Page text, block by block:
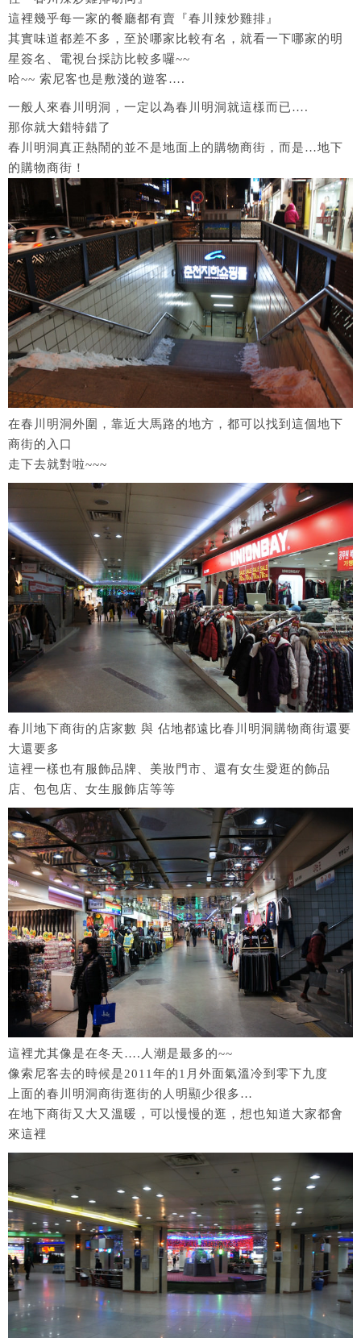
這裡幾乎每一家的餐廳都有賣『春川辣炒雞排』
其實味道都差不多，至於哪家比較有名，就看一下哪家的明
星簽名、電視台採訪比較多囉~~
哈~~ 索尼客也是敷淺的遊客….
一般人來春川明洞，一定以為春川明洞就這樣而已….
那你就大錯特錯了
春川明洞真正熱鬧的並不是地面上的購物商街，而是…地下
的購物商街！
在春川明洞外圍，靠近大馬路的地方，都可以找到這個地下
商街的入口
走下去就對啦~~~
春川地下商街的店家數 與 佔地都遠比春川明洞購物商街還要
大還要多
這裡一樣也有服飾品牌、美妝門市、還有女生愛逛的飾品
店、包包店、女生服飾店等等
這裡尤其像是在冬天….人潮是最多的~~
像索尼客去的時候是2011年的1月外面氣溫冷到零下九度
上面的春川明洞商街逛街的人明顯少很多…
在地下商街又大又溫暖，可以慢慢的逛，想也知道大家都會
來這裡